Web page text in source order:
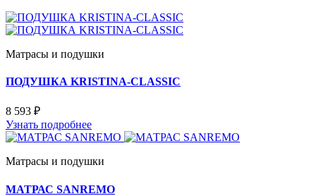
Матрасы и подушки
ПОДУШКА KRISTINA-CLASSIC
8 593 ₽
Узнать подробнее
Матрасы и подушки
МАТРАС SANREMO